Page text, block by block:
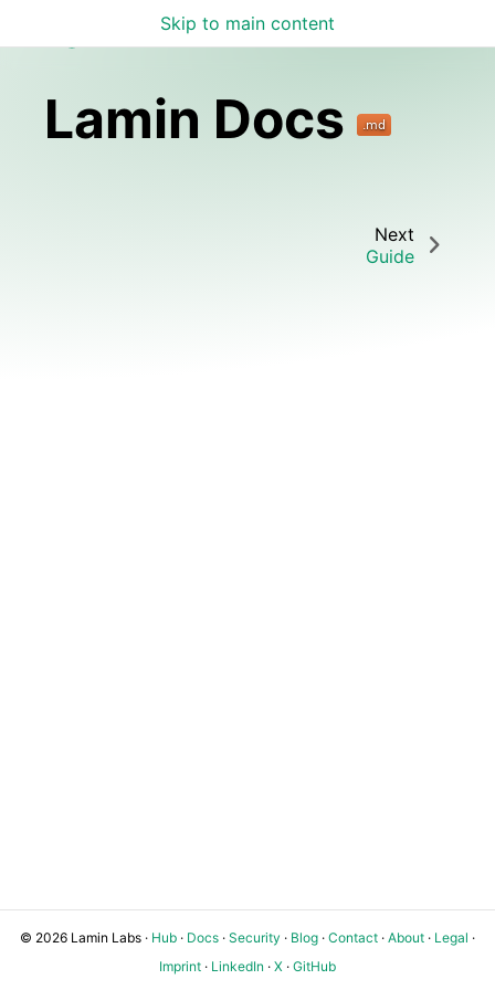
Skip to main content
Lamin Docs
Lamin Docs
Next
Guide
© 2026 Lamin Labs · Hub · Docs · Security · Blog · Contact · About · Legal ·
Imprint · LinkedIn · X · GitHub